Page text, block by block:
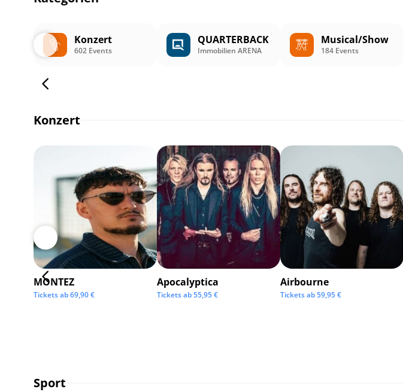
Konzert
602 Events
QUARTERBACK
Immobilien ARENA
Musical/Show
184 Events
Konzert
MONTEZ
Tickets ab69,90€
Apocalyptica
Tickets ab55,95€
Airbourne
Tickets ab59,95€
Sport